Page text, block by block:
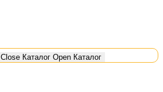
Close Каталог Open Каталог